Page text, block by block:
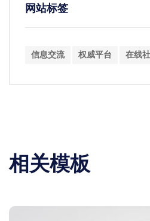
网站标签
信息交流 权威平台 在线
相关模板